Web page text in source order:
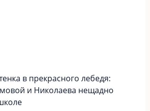
в прекрасного лебедя:
и Николаева нещадно